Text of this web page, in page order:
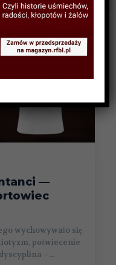
—
wychowywało się
poświecenie
–...